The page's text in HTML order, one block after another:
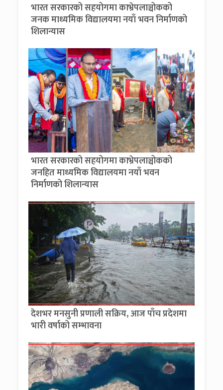
भारत सरकारको सहयोगमा काभ्रेपलाञ्चोकको
जनक माध्यमिक विद्यालयमा नयाँ भवन निर्माणको
शिलान्यास
भारत सरकारको सहयोगमा काभ्रेपलाञ्चोकको
जनहित माध्यमिक विद्यालयमा नयाँ भवन
निर्माणको शिलान्यास
देशभर मनसुनी प्रणाली सक्रिय, आज पाँच प्रदेशमा
भारी वर्षाको सम्भावना